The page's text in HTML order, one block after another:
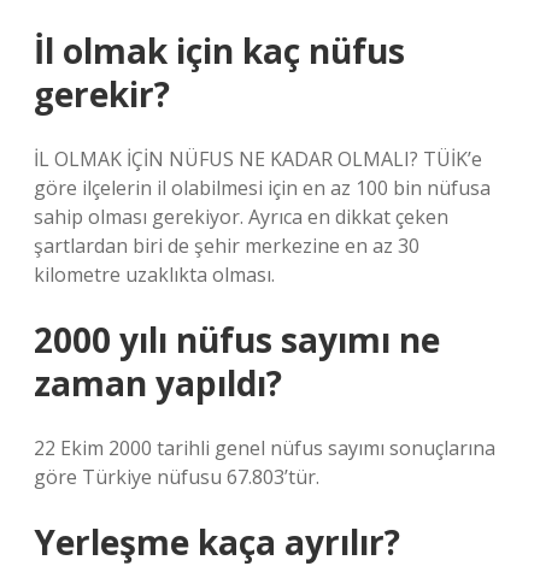
İl olmak için kaç nüfus
gerekir?
İL OLMAK İÇİN NÜFUS NE KADAR OLMALI? TÜİK’e
göre ilçelerin il olabilmesi için en az 100 bin nüfusa
sahip olması gerekiyor. Ayrıca en dikkat çeken
şartlardan biri de şehir merkezine en az 30
kilometre uzaklıkta olması.
2000 yılı nüfus sayımı ne
zaman yapıldı?
22 Ekim 2000 tarihli genel nüfus sayımı sonuçlarına
göre Türkiye nüfusu 67.803’tür.
Yerleşme kaça ayrılır?